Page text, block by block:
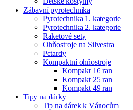
Zábavní pyrotechnika
Pyrotechnika 1. kategorie
Pyrotechnika 2. kategorie
Raketové sety
Ohňostroje na Silvestra
Petardy
Kompaktní ohňostroje
Kompakt 16 ran
Kompakt 25 ran
Kompakt 49 ran
Tipy na dárky
Tip na dárek k Vánocům